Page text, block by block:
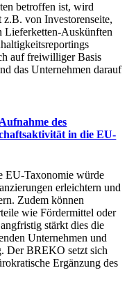
betroffen ist,wird
von Investorenseite,
Lieferketten-Auskünften
auf freiwilliger Basis
das Unternehmen darauf
des
in die EU-
EU-Taxonomie würde
erleichtern und
Zudemkönnen
wie Fördermittel oder
stärkt diesdie
Unternehmenund
Der BREKO setzt sich
Ergänzung des